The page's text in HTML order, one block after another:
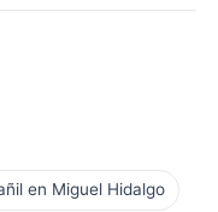
en Miguel Hidalgo